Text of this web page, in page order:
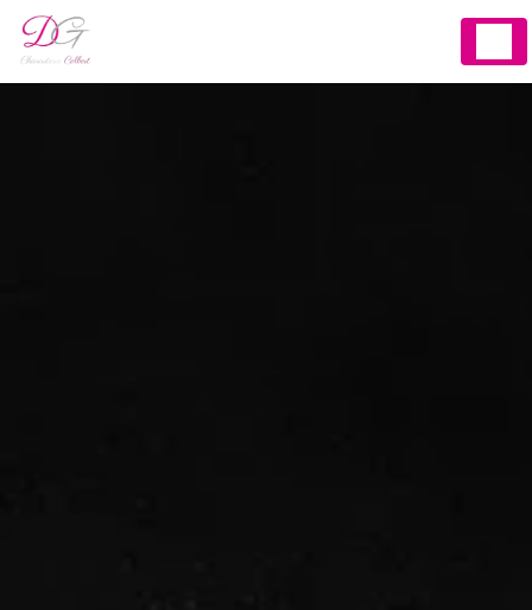
Panneau de gestion des cookies